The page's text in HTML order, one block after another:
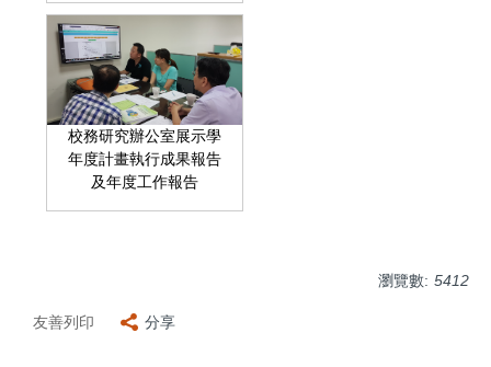
校務研究辦公室展示學
年度計畫執行成果報告
及年度工作報告
瀏覽數: 5412
友善列印 分享